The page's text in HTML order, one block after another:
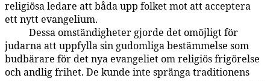
religiösa ledare att båda upp folket mot att acceptera
ett nytt evangelium.
Dessa omständigheter gjorde det omöjligt för
judarna att uppfylla sin gudomliga bestämmelse som
budbärare för det nya evangeliet om religiös frigörelse
och andlig frihet. De kunde inte spränga traditionens